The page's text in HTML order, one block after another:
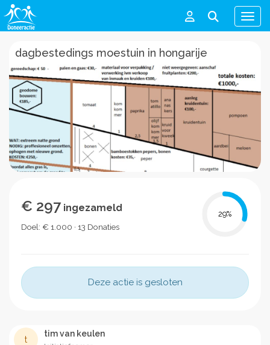
Menu
dagbestedings moestuin in hongarije
€ 297 ingezameld
Doel: € 1.000 · 13 Donaties
29%
Deze actie is gesloten
t
tim van keulen